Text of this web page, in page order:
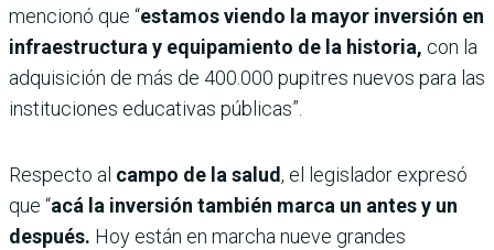
mencionó que “estamos viendo la mayor inversión en
infraestructura y equipamiento de la historia, con la
adquisición de más de 400.000 pupitres nuevos para las
instituciones educativas públicas”.
Respecto al campo de la salud, el legislador expresó
que “acá la inversión también marca un antes y un
después. Hoy están en marcha nueve grandes